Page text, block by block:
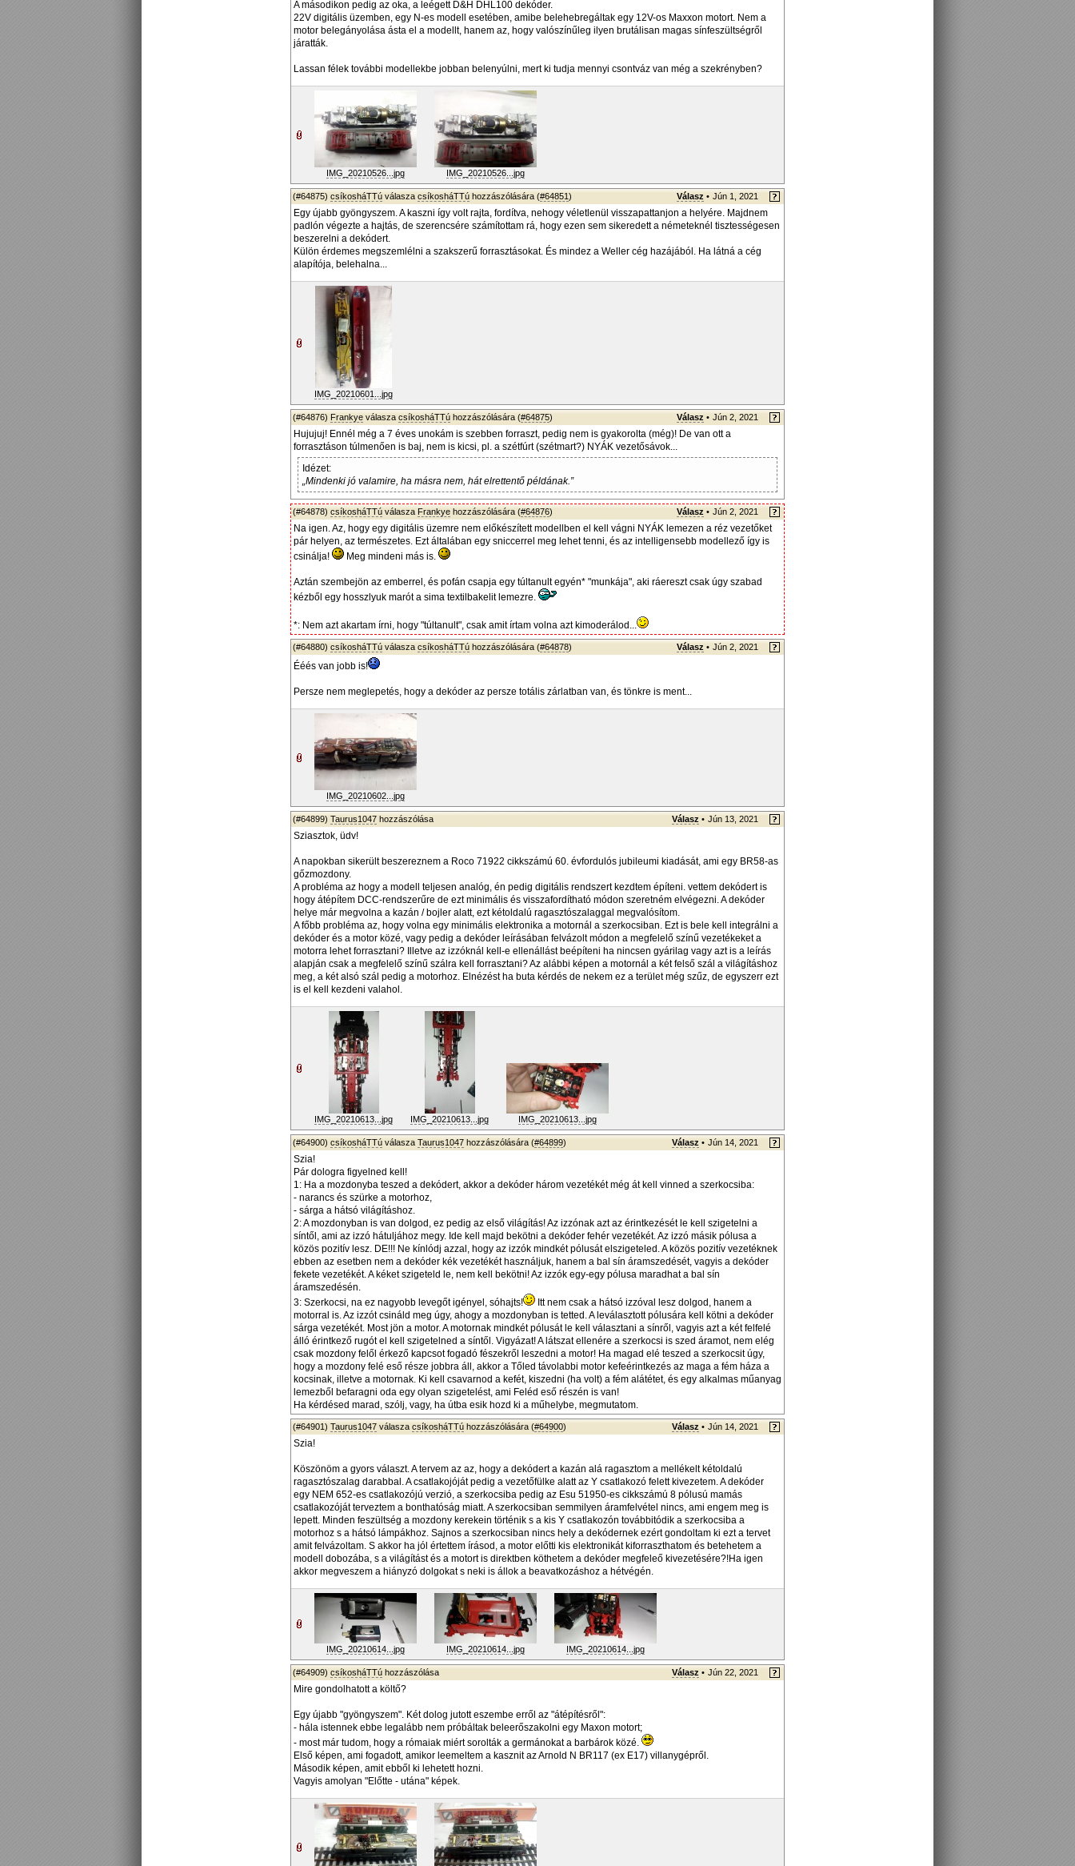
A másodikon pedig az oka, a leégett D&H DHL100 dekóder.
22V digitális üzemben, egy N-es modell esetében, amibe belehebregáltak egy 12V-os Maxxon motort. Nem a
motor belegányolása ásta el a modellt, hanem az, hogy valószínűleg ilyen brutálisan magas sínfeszültségről
járatták.
Lassan félek további modellekbe jobban belenyúlni, mert ki tudja mennyi csontváz van még a szekrényben?
IMG_20210526...jpg IMG_20210526...jpg
(#64875) csíkosháTTú válasza csíkosháTTú hozzászólására (#64851) Válasz • Jún 1, 2021
Egy újabb gyöngyszem. A kaszni így volt rajta, fordítva, nehogy véletlenül visszapattanjon a helyére. Majdnem
padlón végezte a hajtás, de szerencsére számítottam rá, hogy ezen sem sikeredett a németeknél tisztességesen
beszerelni a dekódert.
Külön érdemes megszemlélni a szakszerű forrasztásokat. És mindez a Weller cég hazájából. Ha látná a cég
alapítója, belehalna...
IMG_20210601...jpg
(#64876) Frankye válasza csíkosháTTú hozzászólására (#64875) Válasz • Jún 2, 2021
Hujujuj! Ennél még a 7 éves unokám is szebben forraszt, pedig nem is gyakorolta (még)! De van ott a
forrasztáson túlmenően is baj, nem is kicsi, pl. a szétfúrt (szétmart?) NYÁK vezetősávok...
Idézet:
„Mindenki jó valamire, ha másra nem, hát elrettentő példának.”
(#64878) csíkosháTTú válasza Frankye hozzászólására (#64876) Válasz • Jún 2, 2021
Na igen. Az, hogy egy digitális üzemre nem előkészített modellben el kell vágni NYÁK lemezen a réz vezetőket
pár helyen, az természetes. Ezt általában egy sniccerrel meg lehet tenni, és az intelligensebb modellező így is
csinálja!
Meg mindeni más is.
Aztán szembejön az emberrel, és pofán csapja egy túltanult egyén* "munkája", aki ráereszt csak úgy szabad
kézből egy hosszlyuk marót a sima textilbakelit lemezre.
*: Nem azt akartam írni, hogy "túltanult", csak amit írtam volna azt kimoderálod...
(#64880) csíkosháTTú válasza csíkosháTTú hozzászólására (#64878) Válasz • Jún 2, 2021
Ééés van jobb is!
Persze nem meglepetés, hogy a dekóder az persze totális zárlatban van, és tönkre is ment...
IMG_20210602...jpg
(#64899) Taurus1047 hozzászólása Válasz • Jún 13, 2021
Sziasztok, üdv!
A napokban sikerült beszereznem a Roco 71922 cikkszámú 60. évfordulós jubileumi kiadását, ami egy BR58-as
gőzmozdony.
A probléma az hogy a modell teljesen analóg, én pedig digitális rendszert kezdtem építeni. vettem dekódert is
hogy átépítem DCC-rendszerűre de ezt minimális és visszafordítható módon szeretném elvégezni. A dekóder
helye már megvolna a kazán / bojler alatt, ezt kétoldalú ragasztószalaggal megvalósítom.
A főbb probléma az, hogy volna egy minimális elektronika a motornál a szerkocsiban. Ezt is bele kell integrálni a
dekóder és a motor közé, vagy pedig a dekóder leírásában felvázolt módon a megfelelő színű vezetékeket a
motorra lehet forrasztani? Illetve az izzóknál kell-e ellenállást beépíteni ha nincsen gyárilag vagy azt is a leírás
alapján csak a megfelelő színű szálra kell forrasztani? Az alábbi képen a motornál a két felső szál a világításhoz
meg, a két alsó szál pedig a motorhoz. Elnézést ha buta kérdés de nekem ez a terület még szűz, de egyszerr ezt
is el kell kezdeni valahol.
IMG_20210613...jpg IMG_20210613...jpg IMG_20210613...jpg
(#64900) csíkosháTTú válasza Taurus1047 hozzászólására (#64899) Válasz • Jún 14, 2021
Szia!
Pár dologra figyelned kell!
1: Ha a mozdonyba teszed a dekódert, akkor a dekóder három vezetékét még át kell vinned a szerkocsiba:
- narancs és szürke a motorhoz,
- sárga a hátsó világításhoz.
2: A mozdonyban is van dolgod, ez pedig az első világítás! Az izzónak azt az érintkezését le kell szigetelni a
síntől, ami az izzó hátuljához megy. Ide kell majd bekötni a dekóder fehér vezetékét. Az izzó másik pólusa a
közös pozitív lesz. DE!!! Ne kínlódj azzal, hogy az izzók mindkét pólusát elszigeteled. A közös pozitív vezetéknek
ebben az esetben nem a dekóder kék vezetékét használjuk, hanem a bal sín áramszedését, vagyis a dekóder
fekete vezetékét. A kéket szigeteld le, nem kell bekötni! Az izzók egy-egy pólusa maradhat a bal sín
áramszedésén.
3: Szerkocsi, na ez nagyobb levegőt igényel, sóhajts!
Itt nem csak a hátsó izzóval lesz dolgod, hanem a
motorral is. Az izzót csináld meg úgy, ahogy a mozdonyban is tetted. A leválasztott pólusára kell kötni a dekóder
sárga vezetékét. Most jön a motor. A motornak mindkét pólusát le kell választani a sínről, vagyis azt a két felfelé
álló érintkező rugót el kell szigetelned a síntől. Vigyázat! A látszat ellenére a szerkocsi is szed áramot, nem elég
csak mozdony felől érkező kapcsot fogadó fészekről leszedni a motor! Ha magad elé teszed a szerkocsit úgy,
hogy a mozdony felé eső része jobbra áll, akkor a Tőled távolabbi motor kefeérintkezés az maga a fém háza a
kocsinak, illetve a motornak. Ki kell csavarnod a kefét, kiszedni (ha volt) a fém alátétet, és egy alkalmas műanyag
lemezből befaragni oda egy olyan szigetelést, ami Feléd eső részén is van!
Ha kérdésed marad, szólj, vagy, ha útba esik hozd ki a műhelybe, megmutatom.
(#64901) Taurus1047 válasza csíkosháTTú hozzászólására (#64900) Válasz • Jún 14, 2021
Szia!
Köszönöm a gyors választ. A tervem az az, hogy a dekódert a kazán alá ragasztom a mellékelt kétoldalú
ragasztószalag darabbal. A csatlakojóját pedig a vezetőfülke alatt az Y csatlakozó felett kivezetem. A dekóder
egy NEM 652-es csatlakozójú verzió, a szerkocsiba pedig az Esu 51950-es cikkszámú 8 pólusú mamás
csatlakozóját terveztem a bonthatóság miatt. A szerkocsiban semmilyen áramfelvétel nincs, ami engem meg is
lepett. Minden feszültség a mozdony kerekein történik s a kis Y csatlakozón továbbitódik a szerkocsiba a
motorhoz s a hátsó lámpákhoz. Sajnos a szerkocsiban nincs hely a dekódernek ezért gondoltam ki ezt a tervet
amit felvázoltam. S akkor ha jól értettem írásod, a motor előtti kis elektronikát kiforraszthatom és betehetem a
modell dobozába, s a világítást és a motort is direktben köthetem a dekóder megfeleő kivezetésére?!Ha igen
akkor megveszem a hiányzó dolgokat s neki is állok a beavatkozáshoz a hétvégén.
IMG_20210614...jpg IMG_20210614...jpg IMG_20210614...jpg
(#64909) csíkosháTTú hozzászólása Válasz • Jún 22, 2021
Mire gondolhatott a költő?
Egy újabb "gyöngyszem". Két dolog jutott eszembe erről az "átépítésről":
- hála istennek ebbe legalább nem próbáltak beleerőszakolni egy Maxon motort;
- most már tudom, hogy a rómaiak miért sorolták a germánokat a barbárok közé.
Első képen, ami fogadott, amikor leemeltem a kasznit az Arnold N BR117 (ex E17) villanygépről.
Második képen, amit ebből ki lehetett hozni.
Vagyis amolyan "Előtte - utána" képek.